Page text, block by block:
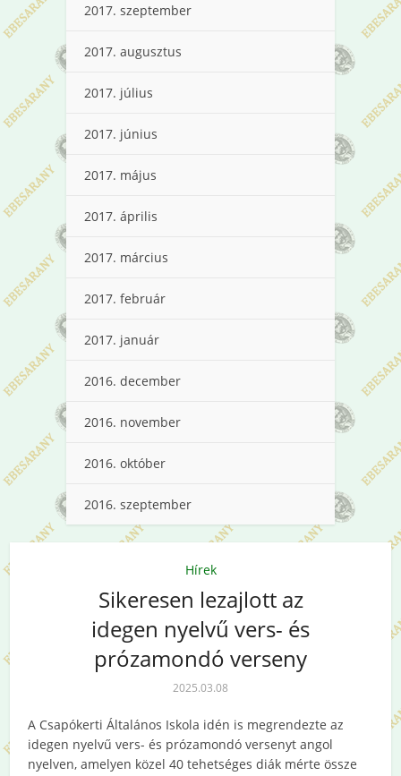
2017. szeptember
2017. augusztus
2017. július
2017. június
2017. május
2017. április
2017. március
2017. február
2017. január
2016. december
2016. november
2016. október
2016. szeptember
Hírek
Sikeresen lezajlott az
idegen nyelvű vers- és
prózamondó verseny
2025.03.08
A Csapókerti Általános Iskola idén is megrendezte az
idegen nyelvű vers- és prózamondó versenyt angol
nyelven, amelyen közel 40 tehetséges diák mérte össze